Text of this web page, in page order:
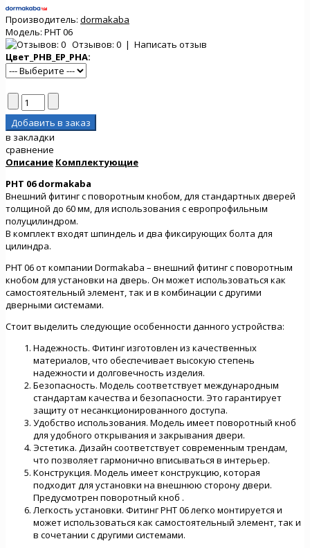
Производитель: dormakaba
Модель: PHT 06
Отзывов: 0 | Написать отзыв
Цвет_PHB_EP_PHA:
в закладки
сравнение
Описание Комплектующие
PHT 06 dormakaba
Внешний фитинг с поворотным кнобом, для стандартных дверей
толщиной до 60 мм, для использования с европрофильным
полуцилиндром.
В комплект входят шпиндель и два фиксирующих болта для
цилиндра.
PHT 06 от компании Dormakaba – внешний фитинг с поворотным
кнобом для установки на дверь. Он может использоваться как
самостоятельный элемент, так и в комбинации с другими
дверными системами.
Стоит выделить следующие особенности данного устройства:
Надежность. Фитинг изготовлен из качественных
материалов, что обеспечивает высокую степень
надежности и долговечность изделия.
Безопасность. Модель соответствует международным
стандартам качества и безопасности. Это гарантирует
защиту от несанкционированного доступа.
Удобство использования. Модель имеет поворотный кноб
для удобного открывания и закрывания двери.
Эстетика. Дизайн соответствует современным трендам,
что позволяет гармонично вписываться в интерьер.
Конструкция. Модель имеет конструкцию, которая
подходит для установки на внешнюю сторону двери.
Предусмотрен поворотный кноб .
Легкость установки. Фитинг PHT 06 легко монтируется и
может использоваться как самостоятельный элемент, так и
в сочетании с другими системами.